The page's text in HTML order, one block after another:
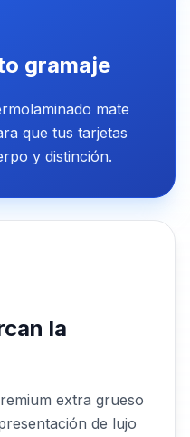
gramaje
mate
que tus tarjetas
y distinción.
la
extra grueso
de lujo